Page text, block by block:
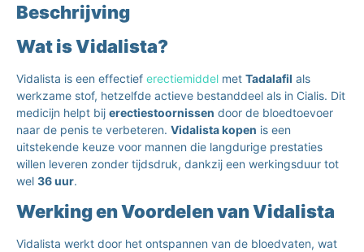
Beschrijving
Wat is Vidalista?
Vidalista is een effectief erectiemiddel met Tadalafil als
werkzame stof, hetzelfde actieve bestanddeel als in Cialis. Dit
medicijn helpt bij erectiestoornissen door de bloedtoevoer
naar de penis te verbeteren. Vidalista kopen is een
uitstekende keuze voor mannen die langdurige prestaties
willen leveren zonder tijdsdruk, dankzij een werkingsduur tot
wel 36 uur.
Werking en Voordelen van Vidalista
Vidalista werkt door het ontspannen van de bloedvaten, wat